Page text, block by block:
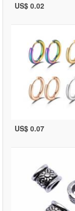
US$ 0.02
US$ 0.07